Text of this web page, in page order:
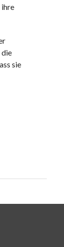
die
sie